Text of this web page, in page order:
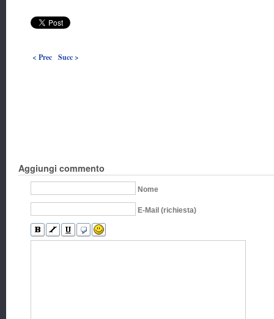
< Prec Succ >
Aggiungi commento
Nome
E-Mail (richiesta)